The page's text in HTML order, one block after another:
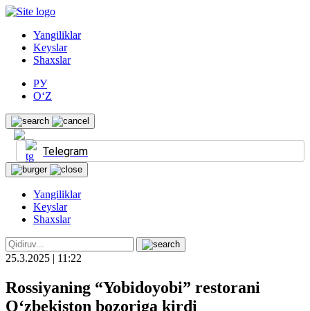
Yangiliklar
Keyslar
Shaxslar
РУ
O‘Z
Telegram
Yangiliklar
Keyslar
Shaxslar
25.3.2025 | 11:22
Rossiyaning “Yobidoyobi” restorani
O‘zbekiston bozoriga kirdi